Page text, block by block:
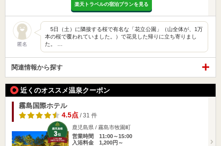
楽天トラベルの宿泊プランを見る
匿名
5日（土）に隣接する桜で有名な「花立公園」（山全体が、1万
本の桜で覆われていました。）で花見した帰りに立ち寄りまし
た。 …
関連情報から探す
近くのオススメ温泉クーポン
霧島国際ホテル
4.5点/ 31 件
鹿児島県 / 霧島市牧園町
営業時間 11:00～15:00
入浴料金 1,200円～